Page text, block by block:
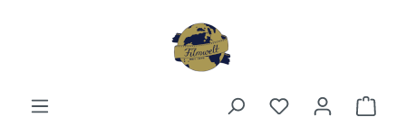
Du hast 0